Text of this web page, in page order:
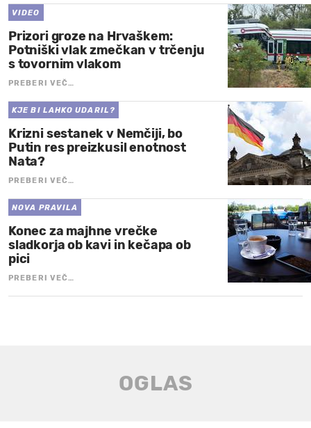
VIDEO
Prizori groze na Hrvaškem:
Potniški vlak zmečkan v trčenju
s tovornim vlakom
PREBERI VEČ…
KJE BI LAHKO UDARIL?
Krizni sestanek v Nemčiji, bo
Putin res preizkusil enotnost
Nata?
PREBERI VEČ…
NOVA PRAVILA
Konec za majhne vrečke
sladkorja ob kavi in kečapa ob
pici
PREBERI VEČ…